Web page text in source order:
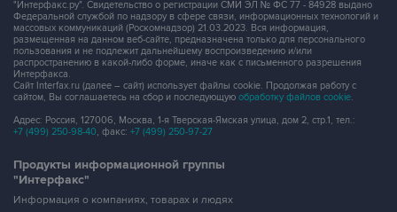
"Интерфакс.ру". Свидетельство о регистрации СМИ ЭЛ № ФС 77 - 84928 выдано
Федеральной службой по надзору в сфере связи, информационных технологий и
массовых коммуникаций (Роскомнадзор) 21.03.2023. Вся информация,
размещенная на данном веб-сайте, предназначена только для персонального
пользования и не подлежит дальнейшему воспроизведению и/или
распространению в какой-либо форме, иначе как с письменного разрешения
Интерфакса.
Сайт Interfax.ru (далее – сайт) использует файлы cookie. Продолжая работу с
сайтом, Вы соглашаетесь на сбор и последующую обработку файлов cookie
Адрес: Россия, 127006, Москва, 1-я Тверская-Ямская улица, дом 2, стр.1, тел.:
+7 (499) 250-98-40 , факс: +7 (499) 250-97-27
Продукты информационной группы
"Интерфакс"
Информация о компаниях, товарах и людях